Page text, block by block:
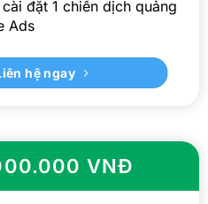
đặt 1 chiến dịch quảng
Ads
hệ ngay
VNĐ